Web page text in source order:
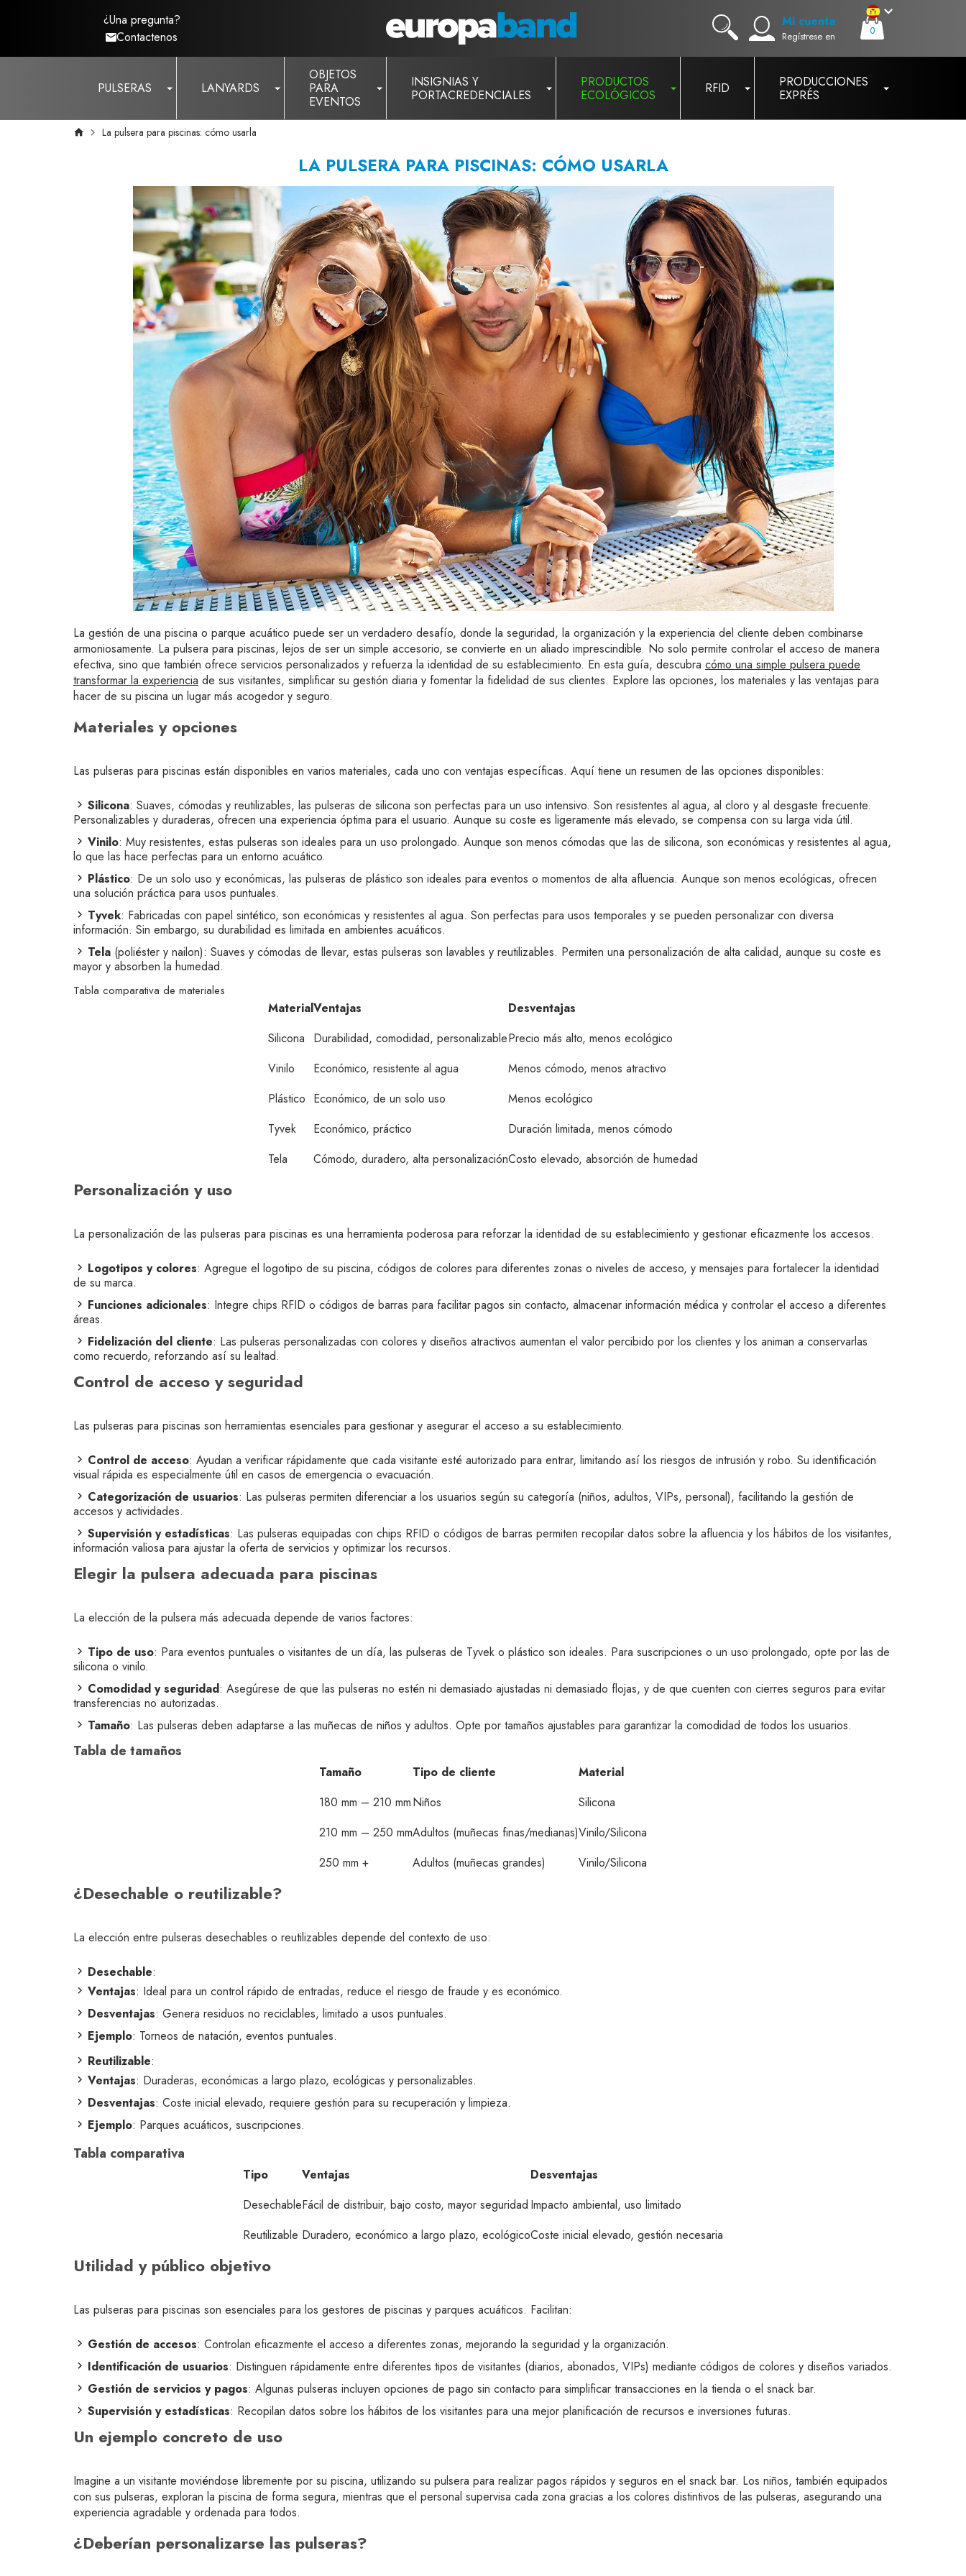
¿Una pregunta?
Contactenos
Mi cuenta
Regístrese en 0
PULSERAS LANYARDS
OBJETOS
PARA
EVENTOS
INSIGNIAS Y
PORTACREDENCIALES
PRODUCTOS
ECOLÓGICOS
RFID
PRODUCCIONES
EXPRÉS
La pulsera para piscinas: cómo usarla
LA PULSERA PARA PISCINAS: CÓMO USARLA
La gestión de una piscina o parque acuático puede ser un verdadero desafío, donde la seguridad, la organización y la experiencia del cliente deben combinarse
armoniosamente. La pulsera para piscinas, lejos de ser un simple accesorio, se convierte en un aliado imprescindible. No solo permite controlar el acceso de manera
efectiva, sino que también ofrece servicios personalizados y refuerza la identidad de su establecimiento. En esta guía, descubra cómo una simple pulsera puede
transformar la experiencia de sus visitantes, simplificar su gestión diaria y fomentar la fidelidad de sus clientes. Explore las opciones, los materiales y las ventajas para
hacer de su piscina un lugar más acogedor y seguro.
Materiales y opciones
Las pulseras para piscinas están disponibles en varios materiales, cada uno con ventajas específicas. Aquí tiene un resumen de las opciones disponibles:
Silicona: Suaves, cómodas y reutilizables, las pulseras de silicona son perfectas para un uso intensivo. Son resistentes al agua, al cloro y al desgaste frecuente.
Personalizables y duraderas, ofrecen una experiencia óptima para el usuario. Aunque su coste es ligeramente más elevado, se compensa con su larga vida útil.
Vinilo: Muy resistentes, estas pulseras son ideales para un uso prolongado. Aunque son menos cómodas que las de silicona, son económicas y resistentes al agua,
lo que las hace perfectas para un entorno acuático.
Plástico: De un solo uso y económicas, las pulseras de plástico son ideales para eventos o momentos de alta afluencia. Aunque son menos ecológicas, ofrecen
una solución práctica para usos puntuales.
Tyvek: Fabricadas con papel sintético, son económicas y resistentes al agua. Son perfectas para usos temporales y se pueden personalizar con diversa
información. Sin embargo, su durabilidad es limitada en ambientes acuáticos.
Tela (poliéster y nailon): Suaves y cómodas de llevar, estas pulseras son lavables y reutilizables. Permiten una personalización de alta calidad, aunque su coste es
mayor y absorben la humedad.
Tabla comparativa de materiales
MaterialVentajas
Desventajas
Silicona
Durabilidad, comodidad, personalizablePrecio más alto, menos ecológico
Vinilo
Económico, resistente al agua
Menos cómodo, menos atractivo
Plástico Económico, de un solo uso
Menos ecológico
Tyvek
Económico, práctico
Duración limitada, menos cómodo
Tela
Cómodo, duradero, alta personalizaciónCosto elevado, absorción de humedad
Personalización y uso
La personalización de las pulseras para piscinas es una herramienta poderosa para reforzar la identidad de su establecimiento y gestionar eficazmente los accesos.
Logotipos y colores: Agregue el logotipo de su piscina, códigos de colores para diferentes zonas o niveles de acceso, y mensajes para fortalecer la identidad
de su marca.
Funciones adicionales: Integre chips RFID o códigos de barras para facilitar pagos sin contacto, almacenar información médica y controlar el acceso a diferentes
áreas.
Fidelización del cliente: Las pulseras personalizadas con colores y diseños atractivos aumentan el valor percibido por los clientes y los animan a conservarlas
como recuerdo, reforzando así su lealtad.
Control de acceso y seguridad
Las pulseras para piscinas son herramientas esenciales para gestionar y asegurar el acceso a su establecimiento.
Control de acceso: Ayudan a verificar rápidamente que cada visitante esté autorizado para entrar, limitando así los riesgos de intrusión y robo. Su identificación
visual rápida es especialmente útil en casos de emergencia o evacuación.
Categorización de usuarios: Las pulseras permiten diferenciar a los usuarios según su categoría (niños, adultos, VIPs, personal), facilitando la gestión de
accesos y actividades.
Supervisión y estadísticas: Las pulseras equipadas con chips RFID o códigos de barras permiten recopilar datos sobre la afluencia y los hábitos de los visitantes,
información valiosa para ajustar la oferta de servicios y optimizar los recursos.
Elegir la pulsera adecuada para piscinas
La elección de la pulsera más adecuada depende de varios factores:
Tipo de uso: Para eventos puntuales o visitantes de un día, las pulseras de Tyvek o plástico son ideales. Para suscripciones o un uso prolongado, opte por las de
silicona o vinilo.
Comodidad y seguridad: Asegúrese de que las pulseras no estén ni demasiado ajustadas ni demasiado flojas, y de que cuenten con cierres seguros para evitar
transferencias no autorizadas.
Tamaño: Las pulseras deben adaptarse a las muñecas de niños y adultos. Opte por tamaños ajustables para garantizar la comodidad de todos los usuarios.
Tabla de tamaños
Tamaño Tipo de cliente
Material
180 mm – 210 mmNiños
Silicona
210 mm – 250 mmAdultos (muñecas finas/medianas)Vinilo/Silicona
250 mm +
Adultos (muñecas grandes) Vinilo/Silicona
¿Desechable o reutilizable?
La elección entre pulseras desechables o reutilizables depende del contexto de uso:
Desechable:
Ventajas: Ideal para un control rápido de entradas, reduce el riesgo de fraude y es económico.
Desventajas: Genera residuos no reciclables, limitado a usos puntuales.
Ejemplo: Torneos de natación, eventos puntuales.
Reutilizable:
Ventajas: Duraderas, económicas a largo plazo, ecológicas y personalizables.
Desventajas: Coste inicial elevado, requiere gestión para su recuperación y limpieza.
Ejemplo: Parques acuáticos, suscripciones.
Tabla comparativa
Tipo Ventajas
Desventajas
DesechableFácil de distribuir, bajo costo, mayor seguridad Impacto ambiental, uso limitado
Reutilizable Duradero, económico a largo plazo, ecológicoCoste inicial elevado, gestión necesaria
Utilidad y público objetivo
Las pulseras para piscinas son esenciales para los gestores de piscinas y parques acuáticos. Facilitan:
Gestión de accesos: Controlan eficazmente el acceso a diferentes zonas, mejorando la seguridad y la organización.
Identificación de usuarios: Distinguen rápidamente entre diferentes tipos de visitantes (diarios, abonados, VIPs) mediante códigos de colores y diseños variados.
Gestión de servicios y pagos: Algunas pulseras incluyen opciones de pago sin contacto para simplificar transacciones en la tienda o el snack bar.
Supervisión y estadísticas: Recopilan datos sobre los hábitos de los visitantes para una mejor planificación de recursos e inversiones futuras.
Un ejemplo concreto de uso
Imagine a un visitante moviéndose libremente por su piscina, utilizando su pulsera para realizar pagos rápidos y seguros en el snack bar. Los niños, también equipados
con sus pulseras, exploran la piscina de forma segura, mientras que el personal supervisa cada zona gracias a los colores distintivos de las pulseras, asegurando una
experiencia agradable y ordenada para todos.
¿Deberían personalizarse las pulseras?